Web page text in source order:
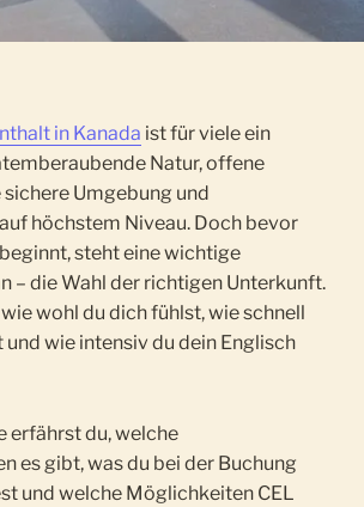
in Kanada ist für viele ein
Natur, offene
sichere Umgebung und
höchstem Niveau. Doch bevor
steht eine wichtige
– die Wahl der richtigen Unterkunft.
wohl du dich fühlst, wie schnell
wie intensiv du dein Englisch
erfährst du, welche
es gibt, was du bei der Buchung
und welche Möglichkeiten CEL